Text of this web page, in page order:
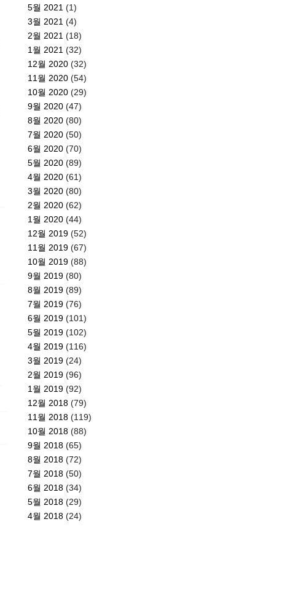
5월 2021 (1)
3월 2021 (4)
2월 2021 (18)
1월 2021 (32)
12월 2020 (32)
11월 2020 (54)
10월 2020 (29)
9월 2020 (47)
8월 2020 (80)
7월 2020 (50)
6월 2020 (70)
5월 2020 (89)
4월 2020 (61)
3월 2020 (80)
2월 2020 (62)
1월 2020 (44)
12월 2019 (52)
11월 2019 (67)
10월 2019 (88)
9월 2019 (80)
8월 2019 (89)
7월 2019 (76)
6월 2019 (101)
5월 2019 (102)
4월 2019 (116)
3월 2019 (24)
2월 2019 (96)
1월 2019 (92)
12월 2018 (79)
11월 2018 (119)
10월 2018 (88)
9월 2018 (65)
8월 2018 (72)
7월 2018 (50)
6월 2018 (34)
5월 2018 (29)
4월 2018 (24)